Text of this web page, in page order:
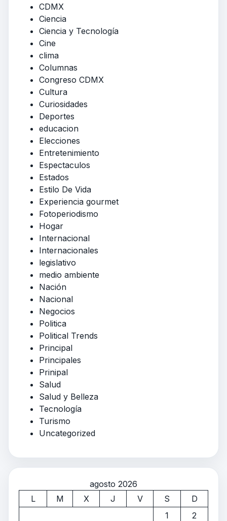
CDMX
Ciencia
Ciencia y Tecnología
Cine
clima
Columnas
Congreso CDMX
Cultura
Curiosidades
Deportes
educacion
Elecciones
Entretenimiento
Espectaculos
Estados
Estilo De Vida
Experiencia gourmet
Fotoperiodismo
Hogar
Internacional
Internacionales
legislativo
medio ambiente
Nación
Nacional
Negocios
Politica
Political Trends
Principal
Principales
Prinipal
Salud
Salud y Belleza
Tecnología
Turismo
Uncategorized
agosto 2026
L
M X J V S
D
1
2